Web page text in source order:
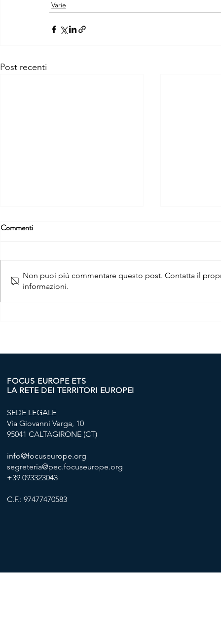
Varie
Post recenti
NOTE E SOLIDARIETÀ: TRE
MEMORIA
Commenti
Non puoi più commentare questo post. Contatta il
informazioni.
FOCUS EUROPE ETS
LA RETE DEI TERRITORI EUROPEI
SEDE LEGALE
Via Giovanni Verga, 10
95041 CALTAGIRONE (CT)
info@focuseurope.org
segreteria@pec.focuseurope.org
+39 093323043
C.F.: 97477470583